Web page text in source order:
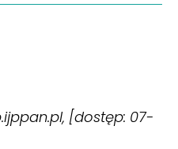
[dostęp: 07-